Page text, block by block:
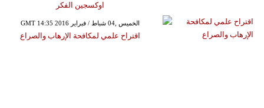
اوكسجين الفكر
GMT 14:35 2016 الخميس ,04 شباط / فبراير
اقتراح علمي لمكافحة الإرهاب والصراع